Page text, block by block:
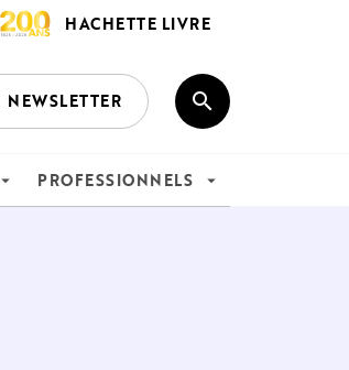
HACHETTE LIVRE
NEWSLETTER search
arrow_drop_down PROFESSIONNELS arrow_drop_down